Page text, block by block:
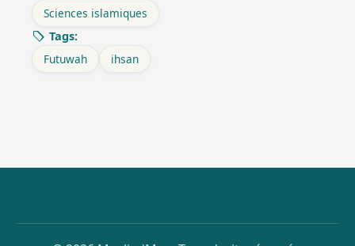
Sciences islamiques
Tags:
Futuwah
ihsan